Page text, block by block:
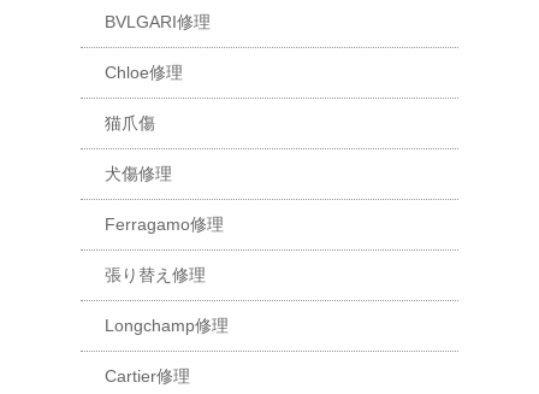
BVLGARI修理
Chloe修理
猫爪傷
犬傷修理
Ferragamo修理
張り替え修理
Longchamp修理
Cartier修理